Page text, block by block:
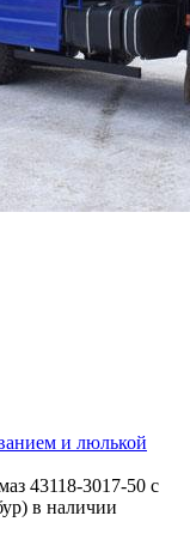
и люлькой
43118-3017-50 с
в наличии